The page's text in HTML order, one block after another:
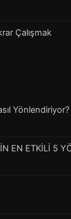
Çalışmak
Yönlendiriyor?
EN ETKİLİ 5